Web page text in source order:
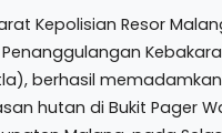
Kepolisian Resor
berhasil
hutan di Bukit Pager